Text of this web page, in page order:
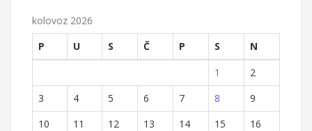
kolovoz 2026
P
U S Č P S
N
1
2
3
4 5 6 7 8
9
10
11 12 13 14 15
16